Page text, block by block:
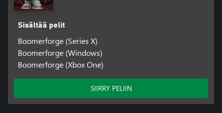
Sisältää pelit
Boomerforge (Series X)
Boomerforge (Windows)
Boomerforge (Xbox One)
SIIRRY PELIIN